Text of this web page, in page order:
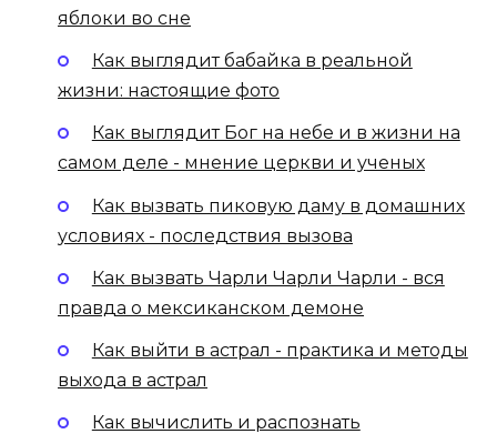
яблоки во сне
Как выглядит бабайка в реальной
жизни: настоящие фото
Как выглядит Бог на небе и в жизни на
самом деле - мнение церкви и ученых
Как вызвать пиковую даму в домашних
условиях - последствия вызова
Как вызвать Чарли Чарли Чарли - вся
правда о мексиканском демоне
Как выйти в астрал - практика и методы
выхода в астрал
Как вычислить и распознать